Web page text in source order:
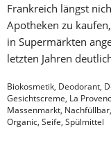
Frankreich längst
Apotheken zu
in Supermärkten
letzten Jahren
Biokosmetik, Deodorant,
Gesichtscreme, La
Massenmarkt, Nachfüllbar,
Organic, Seife, Spülmittel